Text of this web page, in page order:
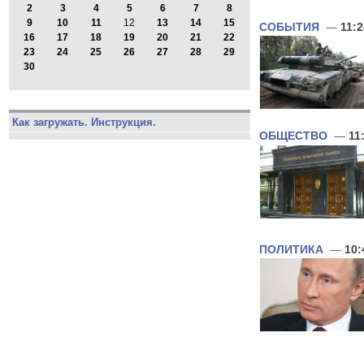
2
3 4 5 6 7
8
9
10 11 12 13 14
15
16
17 18 19 20 21
22
23
24 25 26 27 28
29
30
Как загружать. Инструкция.
СОБЫТИЯ —
ОБЩЕСТВО —
ПОЛИТИКА —